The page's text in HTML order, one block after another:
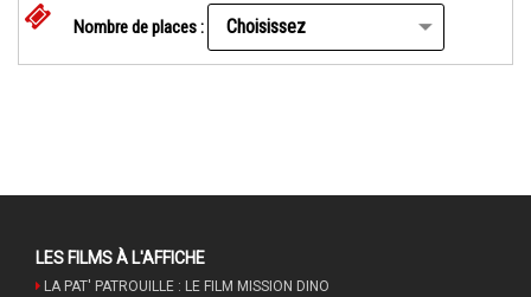
Nombre de places :
LES FILMS À L'AFFICHE
LA PAT' PATROUILLE : LE FILM MISSION DINO